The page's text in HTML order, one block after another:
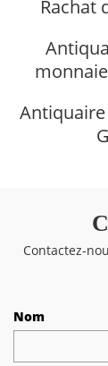
Rachat
Contactez-
Nom